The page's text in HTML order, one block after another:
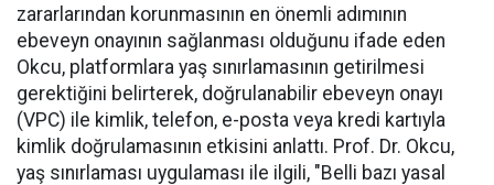
zararlarından korunmasının en önemli adımının
ebeveyn onayının sağlanması olduğunu ifade eden
Okcu, platformlara yaş sınırlamasının getirilmesi
gerektiğini belirterek, doğrulanabilir ebeveyn onayı
(VPC) ile kimlik, telefon, e-posta veya kredi kartıyla
kimlik doğrulamasının etkisini anlattı. Prof. Dr. Okcu,
yaş sınırlaması uygulaması ile ilgili, "Belli bazı yasal